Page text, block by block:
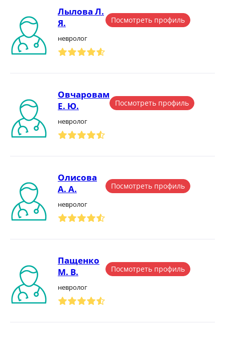
Лылова Л.
Я.
невролог
Посмотреть профиль
Овчаровам
Е. Ю.
невролог
Посмотреть профиль
Олисова
А. А.
невролог
Посмотреть профиль
Пащенко
М. В.
невролог
Посмотреть профиль